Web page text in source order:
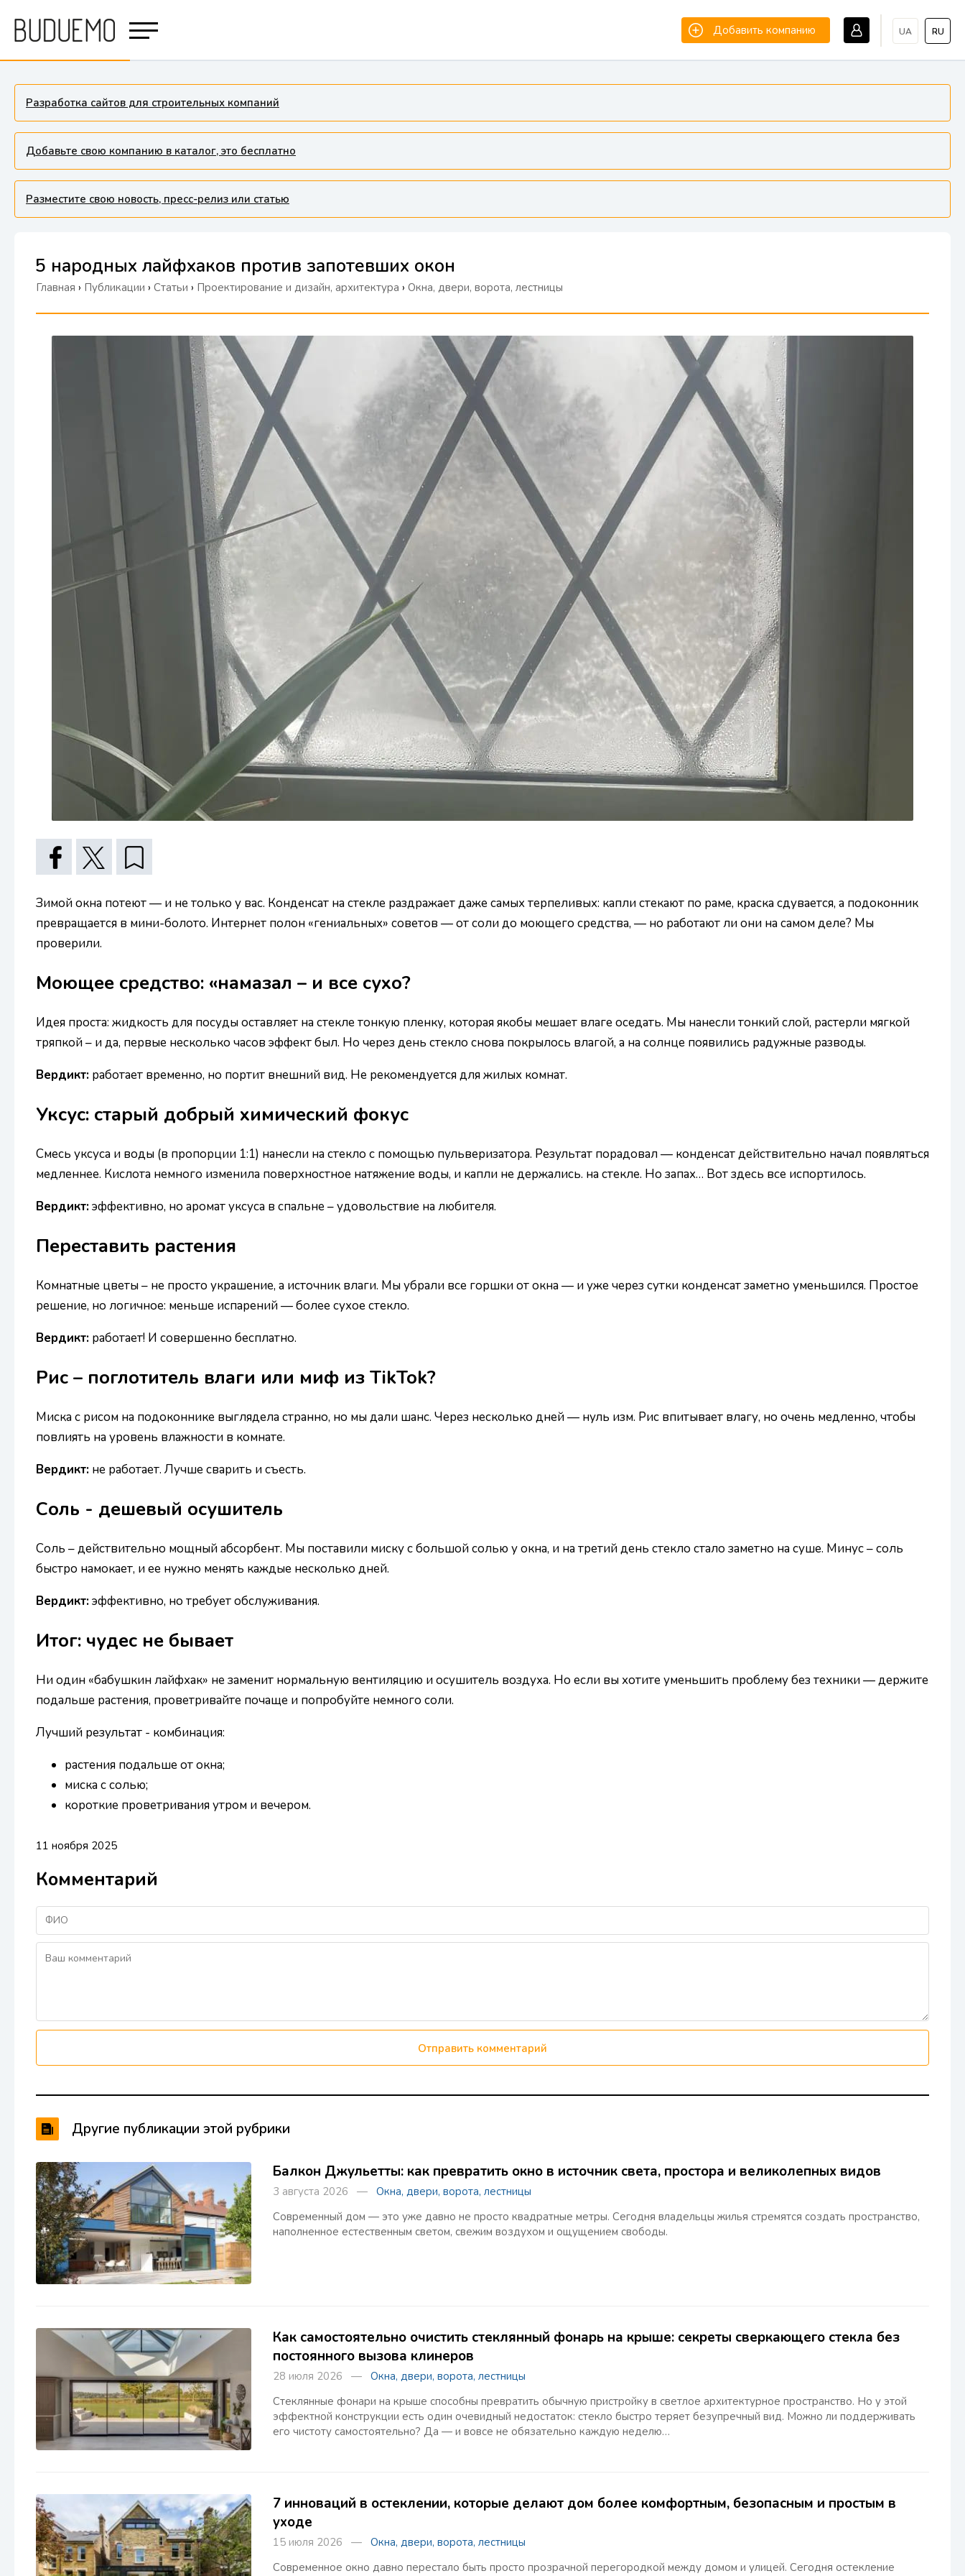
UA RU
Добавить компанию
Разработка сайтов для строительных компаний
Добавьте свою компанию в каталог, это бесплатно
Разместите свою новость, пресс-релиз или статью
5 народных лайфхаков против запотевших окон
Главная › Публикации › Статьи › Проектирование и дизайн, архитектура › Окна, двери, ворота, лестницы
Зимой окна потеют — и не только у вас. Конденсат на стекле раздражает даже самых терпеливых: капли стекают по раме, краска сдувается, а подоконник
превращается в мини-болото. Интернет полон «гениальных» советов — от соли до моющего средства, — но работают ли они на самом деле? Мы
проверили.
Моющее средство: «намазал – и все сухо?
Идея проста: жидкость для посуды оставляет на стекле тонкую пленку, которая якобы мешает влаге оседать. Мы нанесли тонкий слой, растерли мягкой
тряпкой – и да, первые несколько часов эффект был. Но через день стекло снова покрылось влагой, а на солнце появились радужные разводы.
Вердикт: работает временно, но портит внешний вид. Не рекомендуется для жилых комнат.
Уксус: старый добрый химический фокус
Смесь уксуса и воды (в пропорции 1:1) нанесли на стекло с помощью пульверизатора. Результат порадовал — конденсат действительно начал появляться
медленнее. Кислота немного изменила поверхностное натяжение воды, и капли не держались. на стекле. Но запах… Вот здесь все испортилось.
Вердикт:эффективно, но аромат уксуса в спальне – удовольствие на любителя.
Переставить растения
Комнатные цветы – не просто украшение, а источник влаги. Мы убрали все горшки от окна — и уже через сутки конденсат заметно уменьшился. Простое
решение, но логичное: меньше испарений — более сухое стекло.
Вердикт: работает! И совершенно бесплатно.
Рис – поглотитель влаги или миф из TikTok?
Миска с рисом на подоконнике выглядела странно, но мы дали шанс. Через несколько дней — нуль изм. Рис впитывает влагу, но очень медленно, чтобы
повлиять на уровень влажности в комнате.
Вердикт: не работает. Лучше сварить и съесть.
Соль - дешевый осушитель
Соль – действительно мощный абсорбент. Мы поставили миску с большой солью у окна, и на третий день стекло стало заметно на суше. Минус – соль
быстро намокает, и ее нужно менять каждые несколько дней.
Вердикт:эффективно, но требует обслуживания.
Итог: чудес не бывает
Ни один «бабушкин лайфхак» не заменит нормальную вентиляцию и осушитель воздуха. Но если вы хотите уменьшить проблему без техники — держите
подальше растения, проветривайте почаще и попробуйте немного соли.
Лучший результат - комбинация:
растения подальше от окна;
миска с солью;
короткие проветривания утром и вечером.
11 ноября 2025
Комментарий
Отправить комментарий
Другие публикации этой рубрики
Балкон Джульетты: как превратить окно в источник света, простора и великолепных видов
3 августа 2026 — Окна, двери, ворота, лестницы
Современный дом — это уже давно не просто квадратные метры. Сегодня владельцы жилья стремятся создать пространство,
наполненное естественным светом, свежим воздухом и ощущением свободы.
Как самостоятельно очистить стеклянный фонарь на крыше: секреты сверкающего стекла без
постоянного вызова клинеров
28 июля 2026 — Окна, двери, ворота, лестницы
Стеклянные фонари на крыше способны превратить обычную пристройку в светлое архитектурное пространство. Но у этой
эффектной конструкции есть один очевидный недостаток: стекло быстро теряет безупречный вид. Можно ли поддерживать
его чистоту самостоятельно? Да — и вовсе не обязательно каждую неделю…
7 инноваций в остеклении, которые делают дом более комфортным, безопасным и простым в
уходе
15 июля 2026 — Окна, двери, ворота, лестницы
Современное окно давно перестало быть просто прозрачной перегородкой между домом и улицей. Сегодня остекление